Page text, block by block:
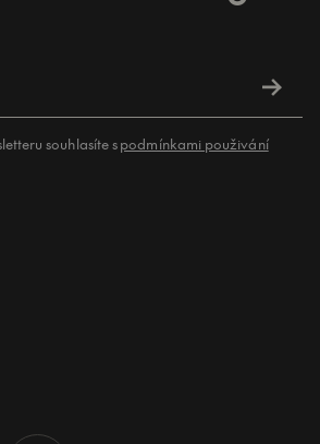
souhlasíte spodmínkami použivání